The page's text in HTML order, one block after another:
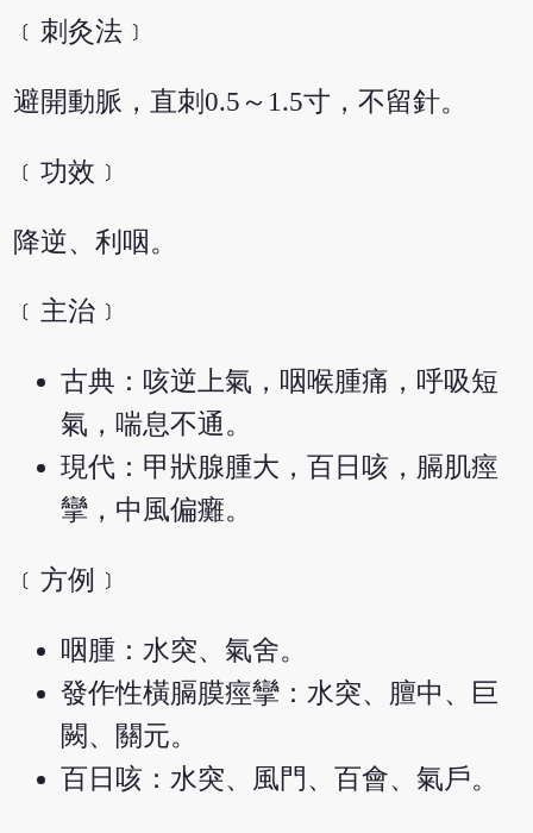
﹝刺灸法﹞
避開動脈，直刺0.5～1.5寸，不留針。
﹝功效﹞
降逆、利咽。
﹝主治﹞
古典：咳逆上氣，咽喉腫痛，呼吸短
氣，喘息不通。
現代：甲狀腺腫大，百日咳，膈肌痙
攣，中風偏癱。
﹝方例﹞
咽腫：水突、氣舍。
發作性橫膈膜痙攣：水突、膻中、巨
闕、關元。
百日咳：水突、風門、百會、氣戶。